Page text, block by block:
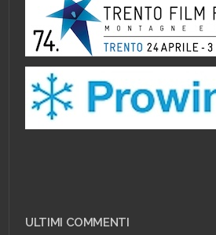
ULTIMI COMMENTI